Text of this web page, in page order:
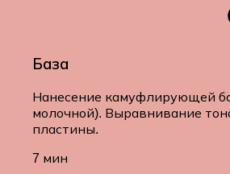
База
Нанесение камуфлирующей
молочной). Выравнивание
пластины.
7 мин